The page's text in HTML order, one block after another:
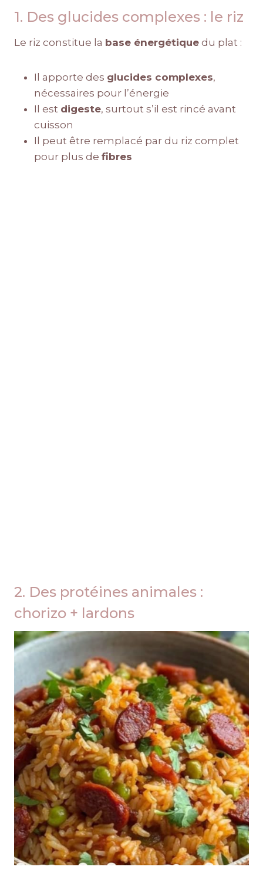
1. Des glucides complexes : le riz
Le riz constitue la base énergétique du plat :
Il apporte des glucides complexes,
nécessaires pour l’énergie
Il est digeste, surtout s’il est rincé avant
cuisson
Il peut être remplacé par du riz complet
pour plus de fibres
2. Des protéines animales :
chorizo + lardons